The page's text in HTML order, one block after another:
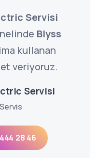
Servisi
Blyss
kullanan
veriyoruz.
Servisi
28 46